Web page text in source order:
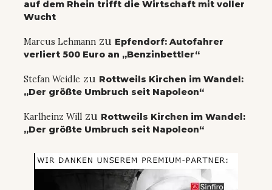
auf dem Rhein trifft die Wirtschaft mit voller
Wucht
Marcus Lehmann zu Epfendorf: Autofahrer
verliert 500 Euro an „Benzinbettler“
Stefan Weidle zu Rottweils Kirchen im Wandel:
„Der größte Umbruch seit Napoleon“
Karlheinz Will zu Rottweils Kirchen im Wandel:
„Der größte Umbruch seit Napoleon“